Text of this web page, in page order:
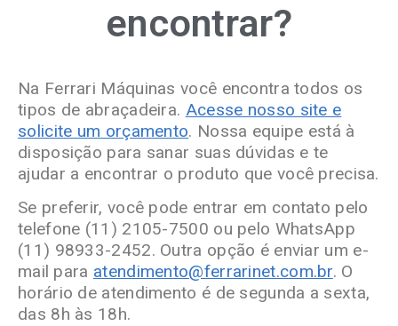
encontrar?
Na Ferrari Máquinas você encontra todos os
tipos de abraçadeira. Acesse nosso site e
solicite um orçamento. Nossa equipe está à
disposição para sanar suas dúvidas e te
ajudar a encontrar o produto que você precisa.
Se preferir, você pode entrar em contato pelo
telefone (11) 2105-7500 ou pelo WhatsApp
(11) 98933-2452. Outra opção é enviar um e-
mail para atendimento@ferrarinet.com.br. O
horário de atendimento é de segunda a sexta,
das 8h às 18h.